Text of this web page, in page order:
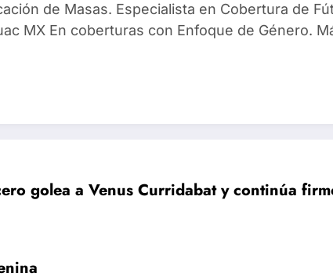
de Masas. Especialista en Cobertura de
MX En coberturas con Enfoque de Género.
golea a Venus Curridabat y continúa